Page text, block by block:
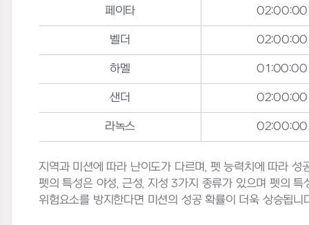
페이타 02:00:00
벨더 02:00:00
하멜 01:00:00
샌더 02:00:00
라녹스 02:00:00
지역과 미션에 따라 난이도가 다르며, 펫 능력치에 따라
펫의 특성은 야성, 근성, 지성 3가지 종류가 있으며 펫의
위험요소를 방지한다면 미션의 성공 확률이 더욱 상승됩니